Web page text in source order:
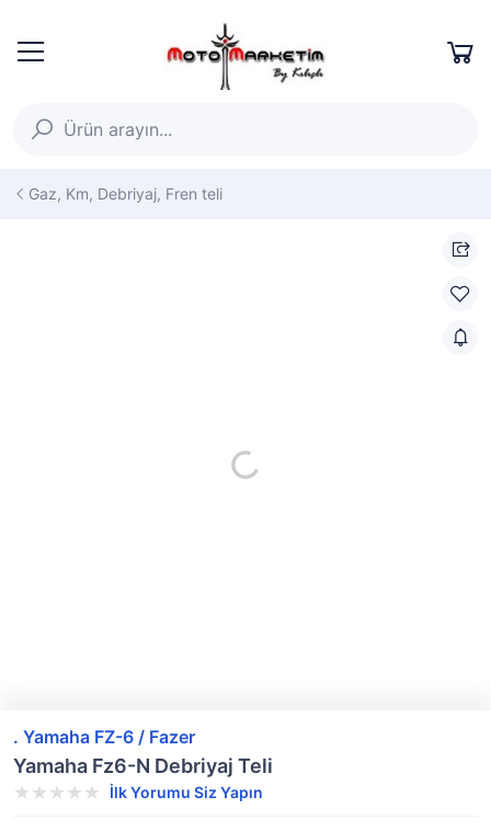
Gaz, Km, Debriyaj, Fren teli
. Yamaha FZ-6 / Fazer
Yamaha Fz6-N Debriyaj Teli
İlk Yorumu Siz Yapın